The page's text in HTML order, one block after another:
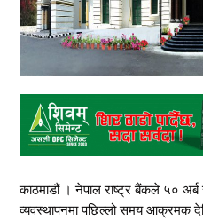
काठमाडौं । नेपाल राष्ट्र बैंकले ५०
व्यवस्थापनमा पछिल्लो समय आक्रमक